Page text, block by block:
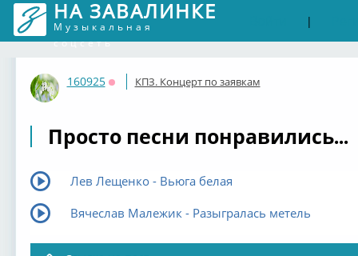
НА ЗАВАЛИНКЕ
Музыкальная
соцсеть
|
160925
Оффлайн
КПЗ. Концерт по заявкам
Просто песни понравились...
Лев Лещенко - Вьюга белая
Вячеслав Малежик - Разыгралась метель